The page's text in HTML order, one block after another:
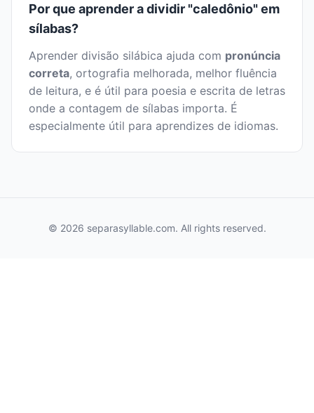
Por que aprender a dividir "caledônio" em
sílabas?
Aprender divisão silábica ajuda com pronúncia
correta, ortografia melhorada, melhor fluência
de leitura, e é útil para poesia e escrita de letras
onde a contagem de sílabas importa. É
especialmente útil para aprendizes de idiomas.
© 2026 separasyllable.com. All rights reserved.